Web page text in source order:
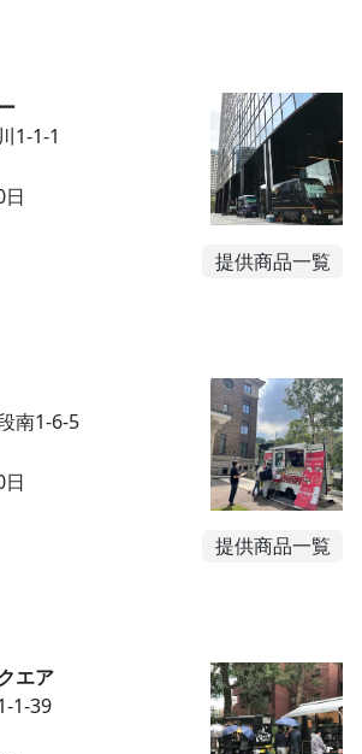
1-1-1
提供商品一覧
南1-6-5
提供商品一覧
エア
1-39